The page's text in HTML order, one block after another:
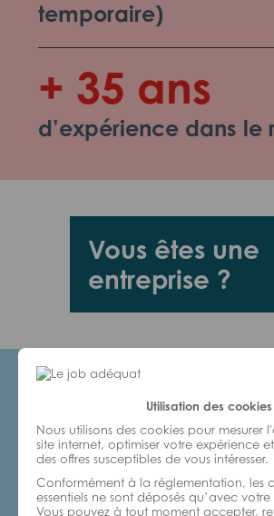
Utilisation des cookies
Nous utilisons des cookies pour mesurer
site internet, optimiser votre expérience
des offres susceptibles de vous intéresser.
Conformément à la réglementation, les
essentiels ne sont déposés qu’avec
Vous pouvez à tout moment accepter,
temporaire)
+ 35 ans
d’expérience dans le
Vous êtes une
entreprise ?